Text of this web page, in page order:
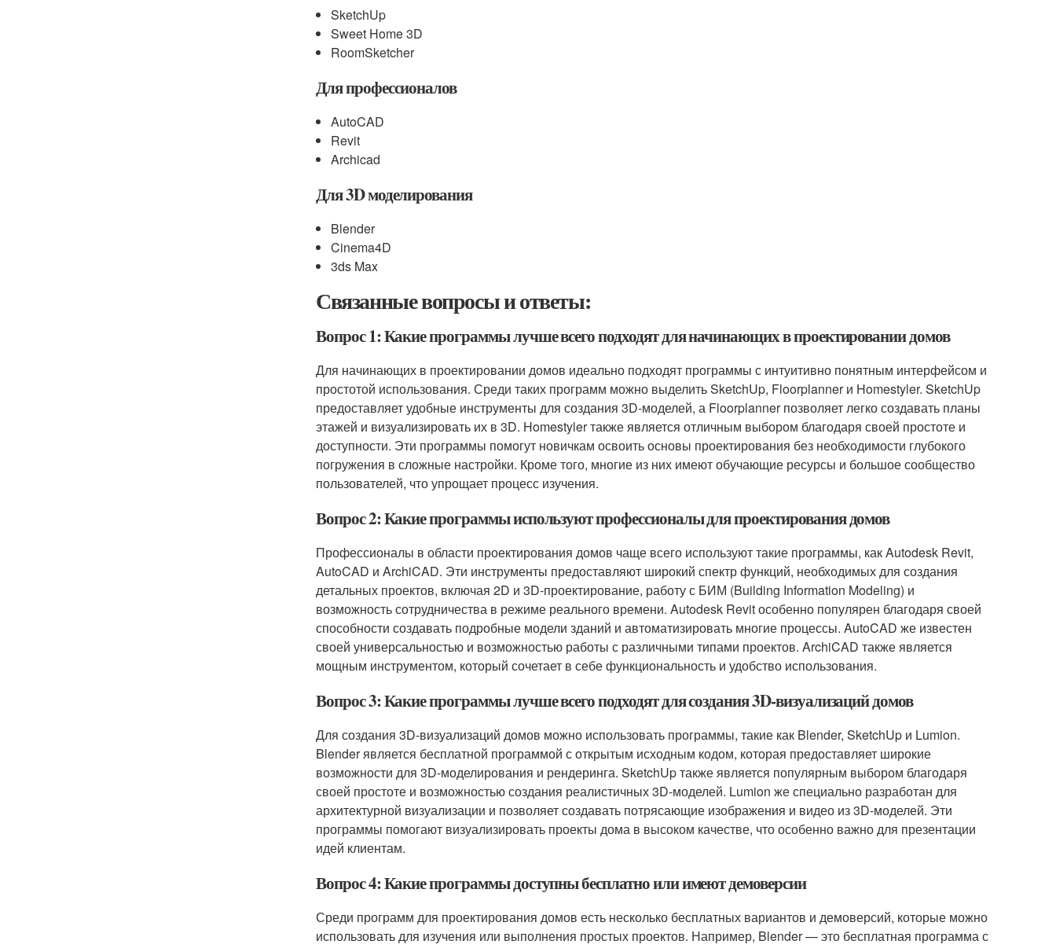
SketchUp
Sweet Home 3D
RoomSketcher
Для профессионалов
AutoCAD
Revit
Archicad
Для 3D моделирования
Blender
Cinema4D
3ds Max
Связанные вопросы и ответы:
Вопрос 1: Какие программы лучше всего подходят для начинающих в проектировании домов
Для начинающих в проектировании домов идеально подходят программы с интуитивно понятным интерфейсом и
простотой использования. Среди таких программ можно выделить SketchUp, Floorplanner и Homestyler. SketchUp
предоставляет удобные инструменты для создания 3D-моделей, а Floorplanner позволяет легко создавать планы
этажей и визуализировать их в 3D. Homestyler также является отличным выбором благодаря своей простоте и
доступности. Эти программы помогут новичкам освоить основы проектирования без необходимости глубокого
погружения в сложные настройки. Кроме того, многие из них имеют обучающие ресурсы и большое сообщество
пользователей, что упрощает процесс изучения.
Вопрос 2: Какие программы используют профессионалы для проектирования домов
Профессионалы в области проектирования домов чаще всего используют такие программы, как Autodesk Revit,
AutoCAD и ArchiCAD. Эти инструменты предоставляют широкий спектр функций, необходимых для создания
детальных проектов, включая 2D и 3D-проектирование, работу с БИМ (Building Information Modeling) и
возможность сотрудничества в режиме реального времени. Autodesk Revit особенно популярен благодаря своей
способности создавать подробные модели зданий и автоматизировать многие процессы. AutoCAD же известен
своей универсальностью и возможностью работы с различными типами проектов. ArchiCAD также является
мощным инструментом, который сочетает в себе функциональность и удобство использования.
Вопрос 3: Какие программы лучше всего подходят для создания 3D-визуализаций домов
Для создания 3D-визуализаций домов можно использовать программы, такие как Blender, SketchUp и Lumion.
Blender является бесплатной программой с открытым исходным кодом, которая предоставляет широкие
возможности для 3D-моделирования и рендеринга. SketchUp также является популярным выбором благодаря
своей простоте и возможностью создания реалистичных 3D-моделей. Lumion же специально разработан для
архитектурной визуализации и позволяет создавать потрясающие изображения и видео из 3D-моделей. Эти
программы помогают визуализировать проекты дома в высоком качестве, что особенно важно для презентации
идей клиентам.
Вопрос 4: Какие программы доступны бесплатно или имеют демоверсии
Среди программ для проектирования домов есть несколько бесплатных вариантов и демоверсий, которые можно
использовать для изучения или выполнения простых проектов. Например, Blender — это бесплатная программа с